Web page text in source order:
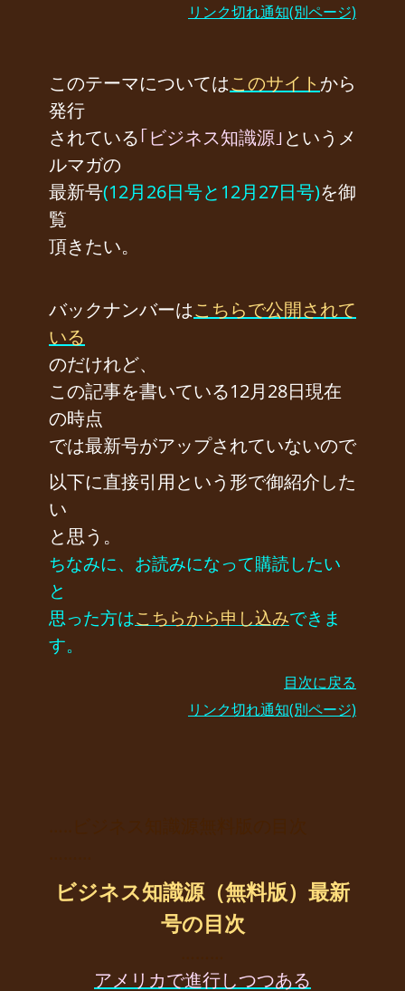
リンク切れ通知(別ページ)
このテーマについてはこのサイト から
発行
されている｢ビジネス知識源｣ というメ
ルマガの
最新号(12月26日号と12月27日号)を御
覧
頂きたい。
バックナンバーはこちらで公開されて
いる
のだけれど、
この記事を書いている12月28日現在
の時点
では最新号がアップされていないので
以下に直接引用という形で御紹介した
い
と思う。
ちなみに、お読みになって購読したい
と
思った方はこちらから申し込みできま
す。
目次に戻る
リンク切れ通知(別ページ)
ビジネス知識源（無料版）最新
号の目次
アメリカで進行しつつある